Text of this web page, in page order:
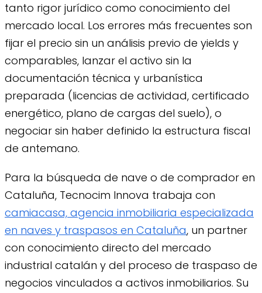
tanto rigor jurídico como conocimiento del
mercado local. Los errores más frecuentes son
fijar el precio sin un análisis previo de yields y
comparables, lanzar el activo sin la
documentación técnica y urbanística
preparada (licencias de actividad, certificado
energético, plano de cargas del suelo), o
negociar sin haber definido la estructura fiscal
de antemano.
Para la búsqueda de nave o de comprador en
Cataluña, Tecnocim Innova trabaja con
camiacasa, agencia inmobiliaria especializada
en naves y traspasos en Cataluña, un partner
con conocimiento directo del mercado
industrial catalán y del proceso de traspaso de
negocios vinculados a activos inmobiliarios. Su